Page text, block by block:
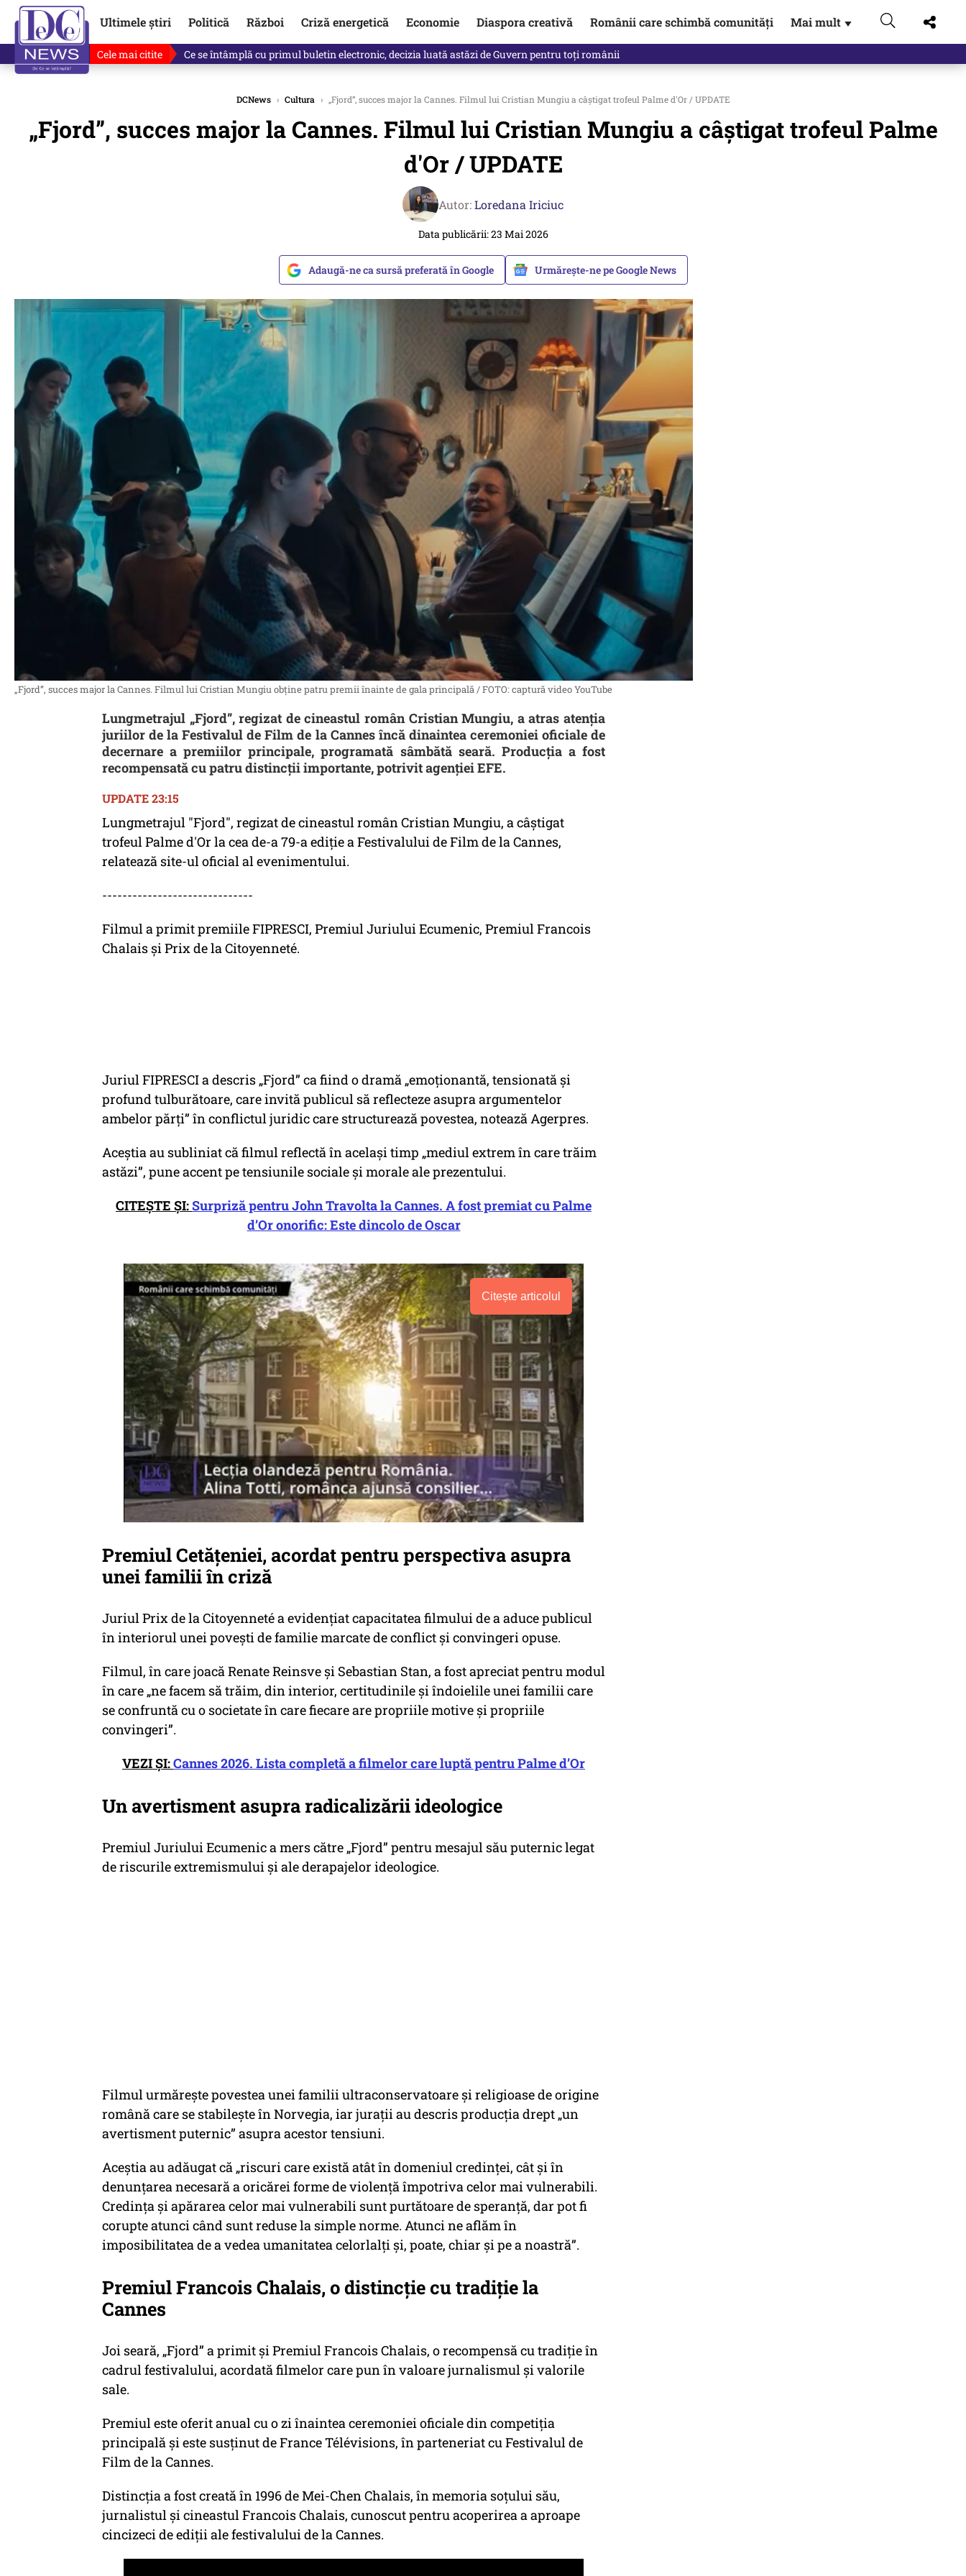
Ultimele știri Politică Război Criză energetică Economie Diaspora creativă Românii care schimbă comunități Mai mult ▼
Cele mai citite Singurul lucru care l-ar putea clinti pe Ilie Bolojan de la Palatul Victoria. Verdictul lui Bogdan Chirieac
DCNews › Cultura › „Fjord”, succes major la Cannes. Filmul lui Cristian Mungiu a câştigat trofeul Palme d'Or / UPDATE
„Fjord”, succes major la Cannes. Filmul lui Cristian Mungiu a câştigat trofeul Palme
d'Or / UPDATE
Autor:Loredana Iriciuc
Data publicării: 23 Mai 2026
Adaugă-ne ca sursă preferată în Google Urmărește-ne pe Google News
„Fjord”, succes major la Cannes. Filmul lui Cristian Mungiu obține patru premii înainte de gala principală / FOTO: captură video YouTube
Lungmetrajul „Fjord”, regizat de cineastul român Cristian Mungiu, a atras atenția
juriilor de la Festivalul de Film de la Cannes încă dinaintea ceremoniei oficiale de
decernare a premiilor principale, programată sâmbătă seară. Producția a fost
recompensată cu patru distincții importante, potrivit agenției EFE.
UPDATE 23:15
Lungmetrajul "Fjord", regizat de cineastul român Cristian Mungiu, a câştigat
trofeul Palme d'Or la cea de-a 79-a ediţie a Festivalului de Film de la Cannes,
relatează site-ul oficial al evenimentului.
------------------------------
Filmul a primit premiile FIPRESCI, Premiul Juriului Ecumenic, Premiul Francois
Chalais și Prix de la Citoyenneté.
Juriul FIPRESCI a descris „Fjord” ca fiind o dramă „emoţionantă, tensionată şi
profund tulburătoare, care invită publicul să reflecteze asupra argumentelor
ambelor părţi” în conflictul juridic care structurează povestea, notează Agerpres.
Aceștia au subliniat că filmul reflectă în același timp „mediul extrem în care trăim
astăzi”, pune accent pe tensiunile sociale și morale ale prezentului.
CITEȘTE ȘI:Surpriză pentru John Travolta la Cannes. A fost premiat cu Palme
d’Or onorific: Este dincolo de Oscar
Citește articolul
Premiul Cetățeniei, acordat pentru perspectiva asupra
unei familii în criză
Juriul Prix de la Citoyenneté a evidențiat capacitatea filmului de a aduce publicul
în interiorul unei povești de familie marcate de conflict și convingeri opuse.
Filmul, în care joacă Renate Reinsve și Sebastian Stan, a fost apreciat pentru modul
în care „ne facem să trăim, din interior, certitudinile şi îndoielile unei familii care
se confruntă cu o societate în care fiecare are propriile motive şi propriile
convingeri”.
VEZI ȘI:Cannes 2026. Lista completă a filmelor care luptă pentru Palme d’Or
Un avertisment asupra radicalizării ideologice
Premiul Juriului Ecumenic a mers către „Fjord” pentru mesajul său puternic legat
de riscurile extremismului și ale derapajelor ideologice.
Filmul urmărește povestea unei familii ultraconservatoare și religioase de origine
română care se stabilește în Norvegia, iar jurații au descris producția drept „un
avertisment puternic” asupra acestor tensiuni.
Aceștia au adăugat că „riscuri care există atât în domeniul credinţei, cât şi în
denunţarea necesară a oricărei forme de violenţă împotriva celor mai vulnerabili.
Credinţa şi apărarea celor mai vulnerabili sunt purtătoare de speranţă, dar pot fi
corupte atunci când sunt reduse la simple norme. Atunci ne aflăm în
imposibilitatea de a vedea umanitatea celorlalţi şi, poate, chiar şi pe a noastră”.
Premiul Francois Chalais, o distincție cu tradiție la
Cannes
Joi seară, „Fjord” a primit și Premiul Francois Chalais, o recompensă cu tradiție în
cadrul festivalului, acordată filmelor care pun în valoare jurnalismul și valorile
sale.
Premiul este oferit anual cu o zi înaintea ceremoniei oficiale din competiția
principală și este susținut de France Télévisions, în parteneriat cu Festivalul de
Film de la Cannes.
Distincția a fost creată în 1996 de Mei-Chen Chalais, în memoria soțului său,
jurnalistul și cineastul Francois Chalais, cunoscut pentru acoperirea a aproape
cincizeci de ediții ale festivalului de la Cannes.